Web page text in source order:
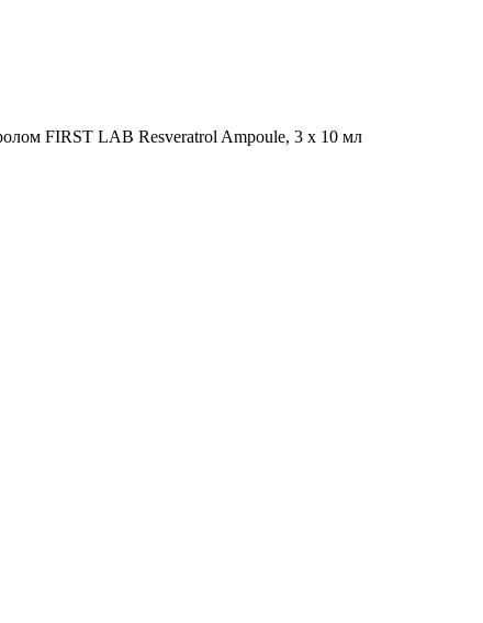
FIRST LAB Resveratrol Ampoule, 3 x 10 мл